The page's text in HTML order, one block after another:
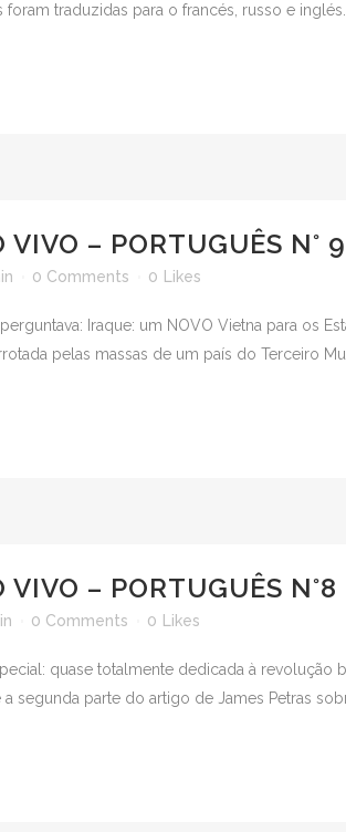
traduzidas para o francés, russo e
VIVO – PORTUGUÊS N° 9
0 Comments 0 Likes
Iraque: um NOVO Vietna para os
pelas massas de um país do Terceiro
VIVO – PORTUGUÊS N°8
0 Comments 0 Likes
quase totalmente dedicada à
segunda parte do artigo de James Petras